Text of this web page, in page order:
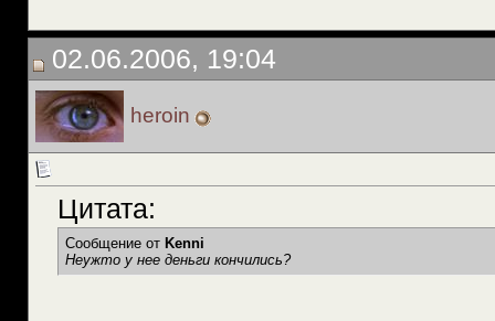
02.06.2006, 19:04
heroin
Цитата:
Сообщение от Kenni
Неужто у нее деньги кончились?